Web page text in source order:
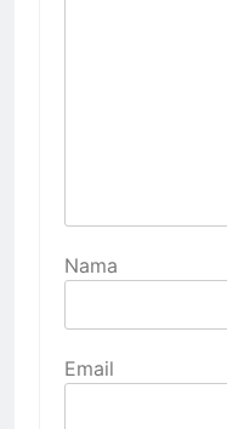
Nama
Email